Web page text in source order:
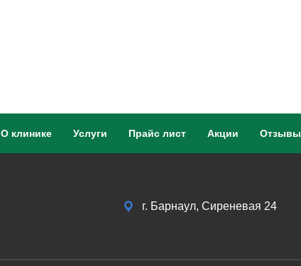
О клинике Услуги Прайс лист Акции Отзывы
г. Барнаул, Сиреневая 24